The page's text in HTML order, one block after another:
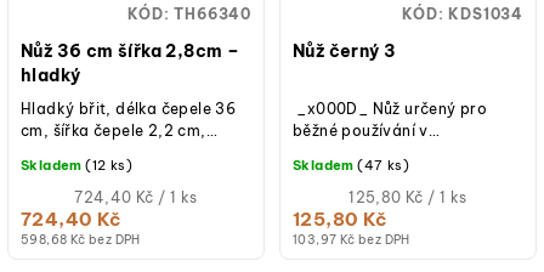
Nůž 36 cm šířka 2,8cm –
hladký
598,68 Kč bez DPH
724,40 Kč
Měrná
cena:
724,40 Kč / 1 ks
Skladem (12 ks)
Hladký břit, délka čepele 36
cm, šířka čepele 2,2 cm,
ergonomická plastová 13,5
cm, modrá...
KÓD:TH66340
Nůž černý 3
103,97 Kč bez DPH
125,80 Kč
Měrná
cena:
125,80 Kč / 1 ks
Skladem (47 ks)
_x000D_ Nůž určený pro
běžné používání v
profesionální použití v
pekařském a cukrářském...
KÓD: KDS1034